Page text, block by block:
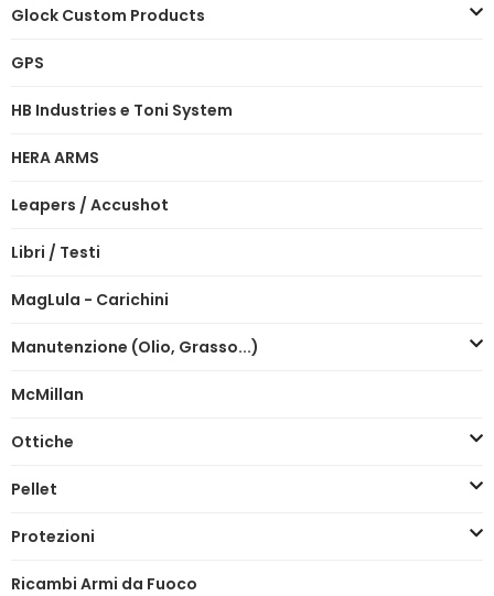
Glock Custom Products
GPS
HB Industries e Toni System
HERA ARMS
Leapers / Accushot
Libri / Testi
MagLula - Carichini
Manutenzione (Olio, Grasso...)
McMillan
Ottiche
Pellet
Protezioni
Ricambi Armi da Fuoco